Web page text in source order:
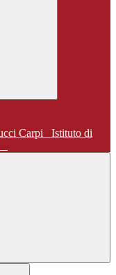
Istituto di